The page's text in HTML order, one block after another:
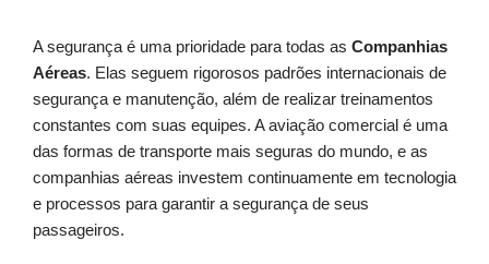
A segurança é uma prioridade para todas as Companhias
Aéreas. Elas seguem rigorosos padrões internacionais de
segurança e manutenção, além de realizar treinamentos
constantes com suas equipes. A aviação comercial é uma
das formas de transporte mais seguras do mundo, e as
companhias aéreas investem continuamente em tecnologia
e processos para garantir a segurança de seus
passageiros.